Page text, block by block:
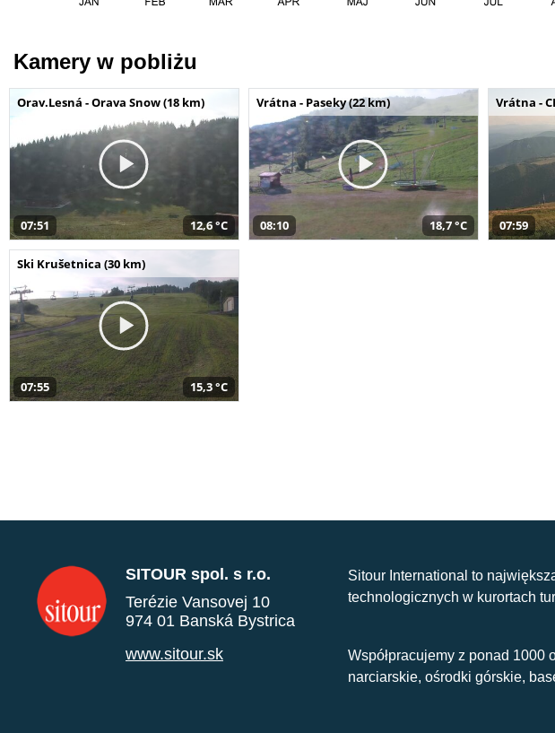
Kamery w pobliżu
Orav.Lesná - Orava Snow (18 km)
07:51 12,6 °C
Vrátna - Paseky (22 km)
08:10 18,7 °C
Vrátna -
07:59
Ski Krušetnica (30 km)
07:55 15,3 °C
SITOUR spol. s r.o.
Terézie Vansovej 10
974 01 Banská Bystrica
www.sitour.sk
Sitour International to
technologicznych w kurortach
Współpracujemy z ponad 1000
narciarskie, ośrodki górskie,